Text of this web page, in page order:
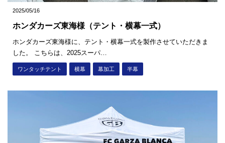
2025/05/16
ホンダカーズ東海様（テント・横幕一式）
ホンダカーズ東海様に、テント・横幕一式を製作させていただきま
した。 こちらは、2025スーパ…
ワンタッチテント 横幕 幕加工 半幕